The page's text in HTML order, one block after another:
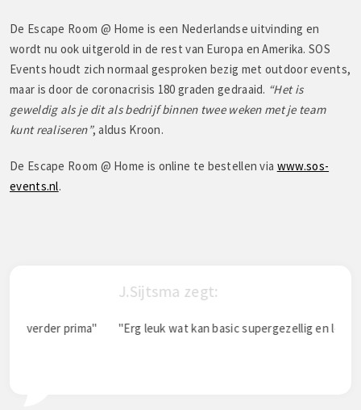
De Escape Room @ Home is een Nederlandse uitvinding en
wordt nu ook uitgerold in de rest van Europa en Amerika. SOS
Events houdt zich normaal gesproken bezig met outdoor events,
maar is door de coronacrisis 180 graden gedraaid. “Het is
geweldig als je dit als bedrijf binnen twee weken met je team
kunt realiseren”, aldus Kroon.
De Escape Room @ Home is online te bestellen via www.sos-
events.nl.
J.Sijtsma zegt:
"Erg leuk wat kan basic supergezellig en leuk zijn"